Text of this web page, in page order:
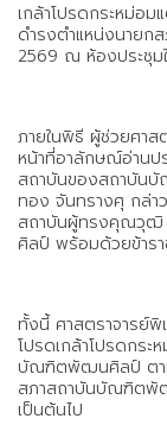
เกล้าโปรดกระหม่อ
ดำรงตำแหน่งนาย
2569 ณ ห้องประชุ
ภายในพิธี ผู้ช่วยศา
หน้าที่อาลักษณ์อ่านป
สถาบันของสถาบัน
ทอง จันทรางศุ กล่า
สถาบันผู้ทรงคุณวุฒิ
ศิลป์ พร้อมด้วยข้าร
ทั้งนี้ ศาสตราจารย์พิ
โปรดเกล้าโปรดกร
บัณฑิตพัฒนศิลป์ ตาม
สภาสถาบันบัณฑิตพั
เป็นต้นไป